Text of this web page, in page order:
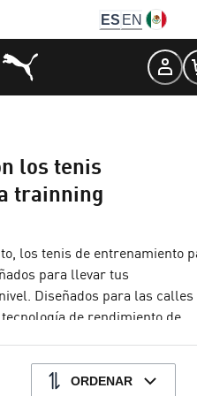
ES EN
los tenis
trainning
los tenis de entrenamiento
para llevar tus
Diseñados para las calles
de rendimiento de
deportivos hasta
joggers. Los materiales
ORDENAR